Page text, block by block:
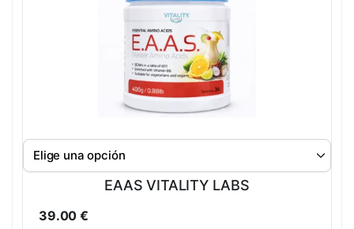
EAAS VITALITY LABS
39.00€